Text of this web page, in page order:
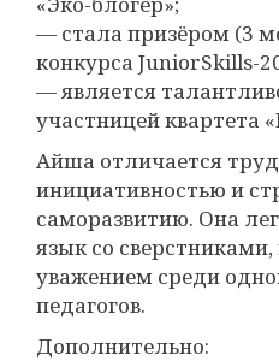
— стала призёром (3
конкурса JuniorSkills-
— является
участницей квартета
Айша отличается
инициативностью и
саморазвитию. Она
язык со сверстниками,
уважением среди
педагогов.
Дополнительно: